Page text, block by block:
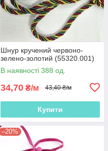
Шнур кручений червоно-
зелено-золотий (55320.001)
В наявності 388 од.
34,70 ₴/м 43,40 ₴/м
Купити
–20%